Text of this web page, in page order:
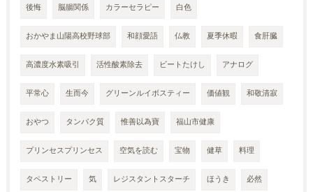
後悔 脳腸関係 カラーセラピー 白色
おかやま山陽高校野球部 和顔愛語 仏教 夏季休暇 食肝臓
高濃度水素吸引 活性酸素除去 ビートたけし アナログ
平常心 生而今 グリーンルイボスティー 価値観 和敬清寂
おやつ タンパク質 惟善以為寶 福山市健康
プリンセスプリンセス 空気を読む 宝物 健草 料理
タペストリー 気 レジスタントスターチ ほうき 必然